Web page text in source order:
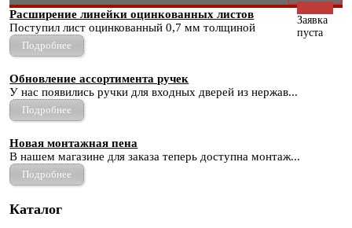
0
Заявка
пуста
Расширение линейки оцинкованных листов
Поступил лист оцинкованный 0,7 мм толщиной
Подробнее
Обновление ассортимента ручек
У нас появились ручки для входных дверей из нержав...
Подробнее
Новая монтажная пена
В нашем магазине для заказа теперь доступна монтаж...
Подробнее
Каталог